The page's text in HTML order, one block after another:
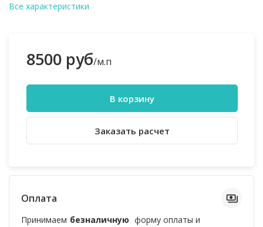
Все характеристики
8500 руб/м.п
В корзину
Заказать расчет
Оплата
Принимаем безналичную форму оплаты и